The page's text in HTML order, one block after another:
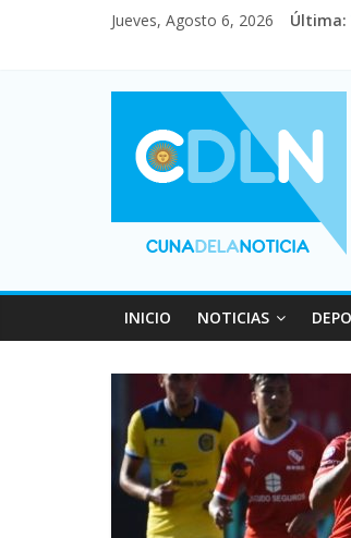
Jueves, Agosto 6, 2026 Última:
INICIO NOTICIAS